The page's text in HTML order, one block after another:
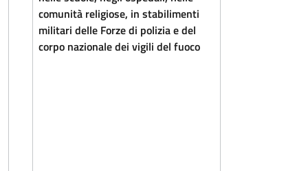
comunità religiose, in stabilimenti
militari delle Forze di polizia e del
corpo nazionale dei vigili del fuoco